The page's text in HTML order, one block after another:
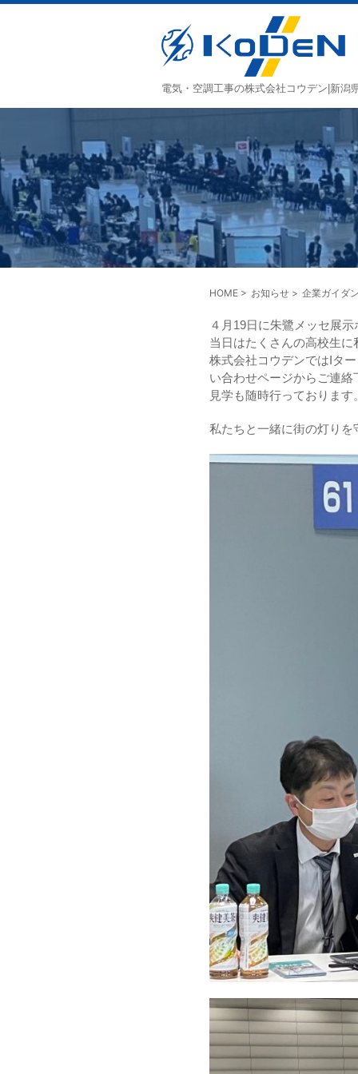
電気・空調工事の株式会社コウデン|新潟
HOME > お知らせ > 企業ガイダ
４月19日に朱鷺メッセ展
当日はたくさんの高校生
株式会社コウデンではIタ
い合わせページからご連
見学も随時行っております
私たちと一緒に街の灯り